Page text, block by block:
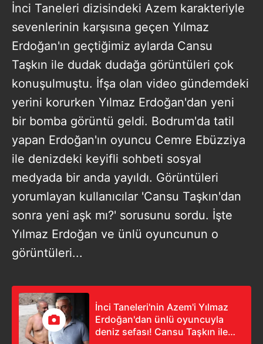
İnci Taneleri dizisindeki Azem karakteriyle
sevenlerinin karşısına geçen Yılmaz
Erdoğan'ın geçtiğimiz aylarda Cansu
Taşkın ile dudak dudağa görüntüleri çok
konuşulmuştu. İfşa olan video gündemdeki
yerini korurken Yılmaz Erdoğan'dan yeni
bir bomba görüntü geldi. Bodrum'da tatil
yapan Erdoğan'ın oyuncu Cemre Ebüzziya
ile denizdeki keyifli sohbeti sosyal
medyada bir anda yayıldı. Görüntüleri
yorumlayan kullanıcılar 'Cansu Taşkın'dan
sonra yeni aşk mı?' sorusunu sordu. İşte
Yılmaz Erdoğan ve ünlü oyuncunun o
görüntüleri...
İnci Taneleri'nin Azem'i Yılmaz
Erdoğan'dan ünlü oyuncuyla
deniz sefası! Cansu Taşkın ile